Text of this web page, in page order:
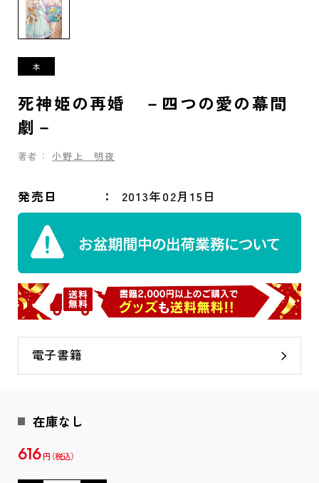
死神姫の再婚 －四つの愛の幕間
劇－
著者： 小野上 明夜
発売日 2013年02月15日
電子書籍
在庫なし
616 円